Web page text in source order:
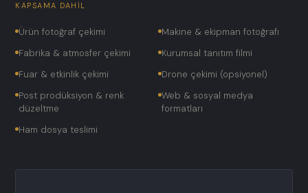
KAPSAMA DAHIL
Ürün fotoğraf çekimi
Makine & ekipman fotoğrafı
Fabrika & atmosfer çekimi
Kurumsal tanıtım filmi
Fuar & etkinlik çekimi
Drone çekimi (opsiyonel)
Post prodüksiyon & renk
düzeltme
Web & sosyal medya
formatları
Ham dosya teslimi